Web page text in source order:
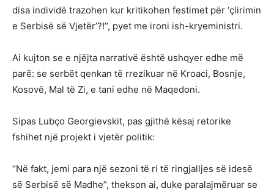
disa individë trazohen kur kritikohen festimet për ‘çlirimin
e Serbisë së Vjetër’?!”, pyet me ironi ish-kryeministri.
Ai kujton se e njëjta narrativë është ushqyer edhe më
parë: se serbët qenkan të rrezikuar në Kroaci, Bosnje,
Kosovë, Mal të Zi, e tani edhe në Maqedoni.
Sipas Lubço Georgievskit, pas gjithë kësaj retorike
fshihet një projekt i vjetër politik:
“Në fakt, jemi para një sezoni të ri të ringjalljes së idesë
së Serbisë së Madhe”, thekson ai, duke paralajmëruar se